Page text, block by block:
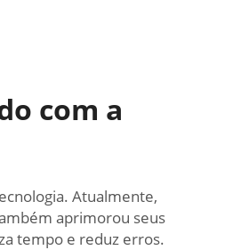
com a
Atualmente,
aprimorou seus
tempo e reduz erros.